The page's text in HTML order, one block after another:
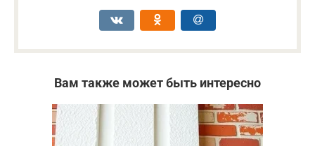
Вам также может быть интересно